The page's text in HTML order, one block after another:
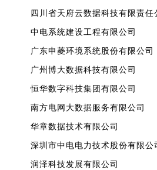
四川省天府云数据科技有限责任
中电系统建设工程有限公司
广东申菱环境系统股份有限公司
广州博大数据科技有限公司
恒华数字科技集团有限公司
南方电网大数据服务有限公司
华章数据技术有限公司
深圳市中电电力技术股份有限公
润泽科技发展有限公司